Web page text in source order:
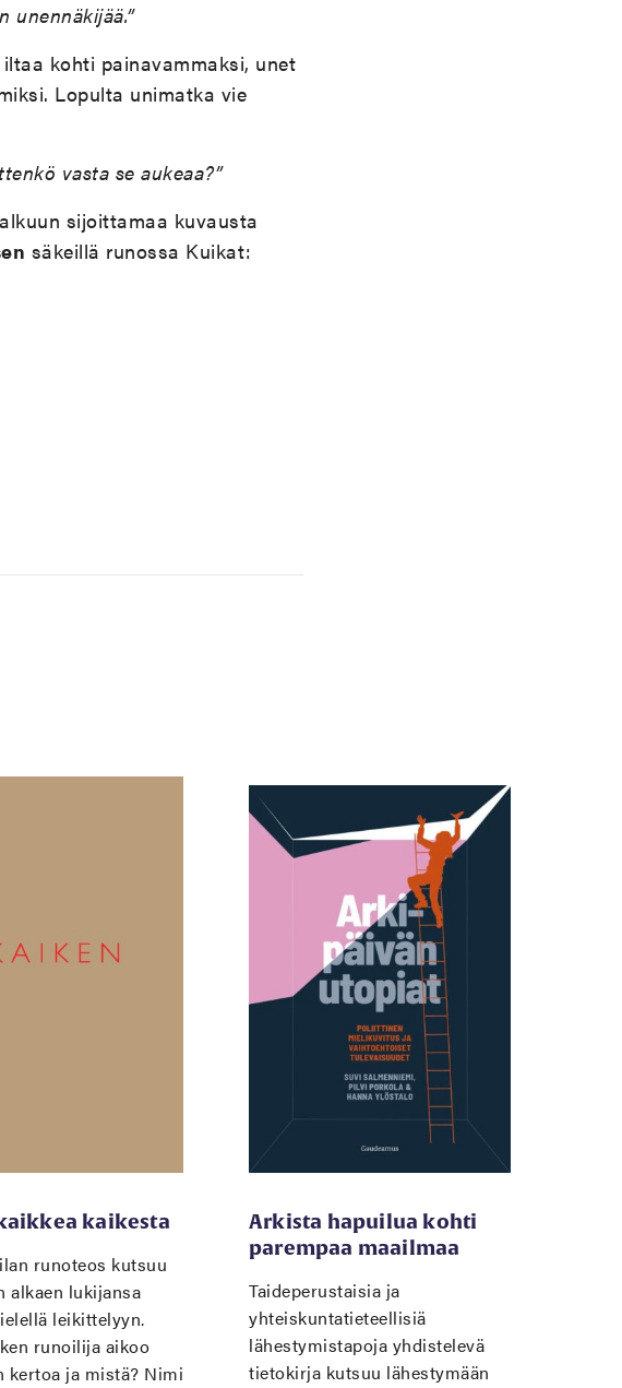
unennäkijää.”
kohti painavammaksi, unet
Lopulta unimatka vie
vasta se aukeaa?”
sijoittamaa kuvausta
säkeillä runossa Kuikat:
kaikesta
runoteos kutsuu
alkaen lukijansa
leikittelyyn.
runoilija aikoo
kertoa ja mistä? Nimi
Arkista hapuilua kohti
parempaa maailmaa
Taideperustaisia ja
yhteiskuntatieteellisiä
lähestymistapoja yhdistelevä
tietokirja kutsuu lähestymään